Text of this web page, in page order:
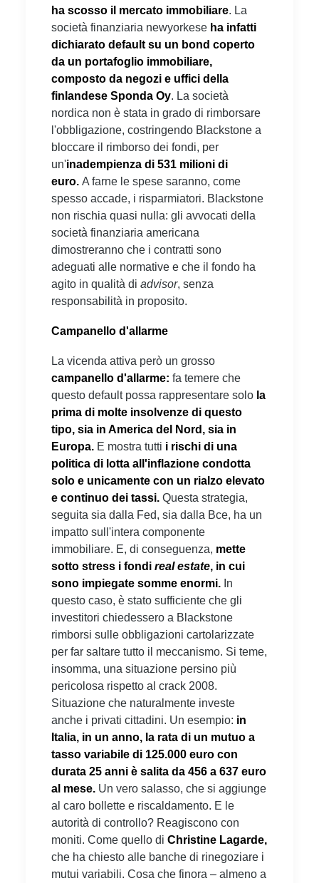
ha scosso il mercato immobiliare. La
società finanziaria newyorkese ha infatti
dichiarato default su un bond coperto
da un portafoglio immobiliare,
composto da negozi e uffici della
finlandese Sponda Oy. La società
nordica non è stata in grado di rimborsare
l'obbligazione, costringendo Blackstone a
bloccare il rimborso dei fondi, per
un'inadempienza di 531 milioni di
euro. A farne le spese saranno, come
spesso accade, i risparmiatori. Blackstone
non rischia quasi nulla: gli avvocati della
società finanziaria americana
dimostreranno che i contratti sono
adeguati alle normative e che il fondo ha
agito in qualità di advisor, senza
responsabilità in proposito.
Campanello d'allarme
La vicenda attiva però un grosso
campanello d'allarme: fa temere che
questo default possa rappresentare solo la
prima di molte insolvenze di questo
tipo, sia in America del Nord, sia in
Europa. E mostra tutti i rischi di una
politica di lotta all'inflazione condotta
solo e unicamente con un rialzo elevato
e continuo dei tassi. Questa strategia,
seguita sia dalla Fed, sia dalla Bce, ha un
impatto sull'intera componente
immobiliare. E, di conseguenza, mette
sotto stress i fondi real estate, in cui
sono impiegate somme enormi. In
questo caso, è stato sufficiente che gli
investitori chiedessero a Blackstone
rimborsi sulle obbligazioni cartolarizzate
per far saltare tutto il meccanismo. Si teme,
insomma, una situazione persino più
pericolosa rispetto al crack 2008.
Situazione che naturalmente investe
anche i privati cittadini. Un esempio: in
Italia, in un anno, la rata di un mutuo a
tasso variabile di 125.000 euro con
durata 25 anni è salita da 456 a 637 euro
al mese. Un vero salasso, che si aggiunge
al caro bollette e riscaldamento. E le
autorità di controllo? Reagiscono con
moniti. Come quello di Christine Lagarde,
che ha chiesto alle banche di rinegoziare i
mutui variabili. Cosa che finora – almeno a